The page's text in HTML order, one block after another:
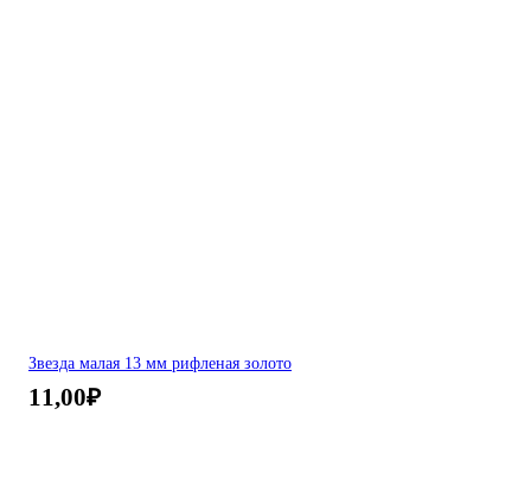
Звезда малая 13 мм рифленая золото
11,00₽